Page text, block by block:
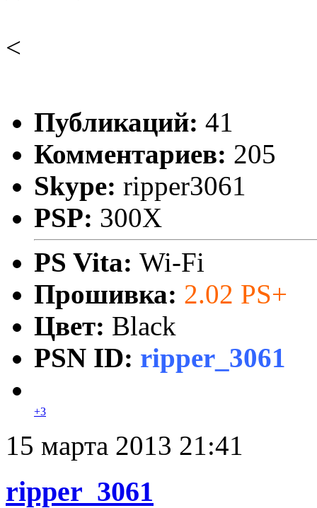
<
Публикаций: 41
Комментариев: 205
Skype: ripper3061
PSP: 300X
PS Vita: Wi-Fi
Прошивка: 2.02 PS+
Цвет: Black
PSN ID: ripper_3061
+3
15 марта 2013 21:41
ripper_3061